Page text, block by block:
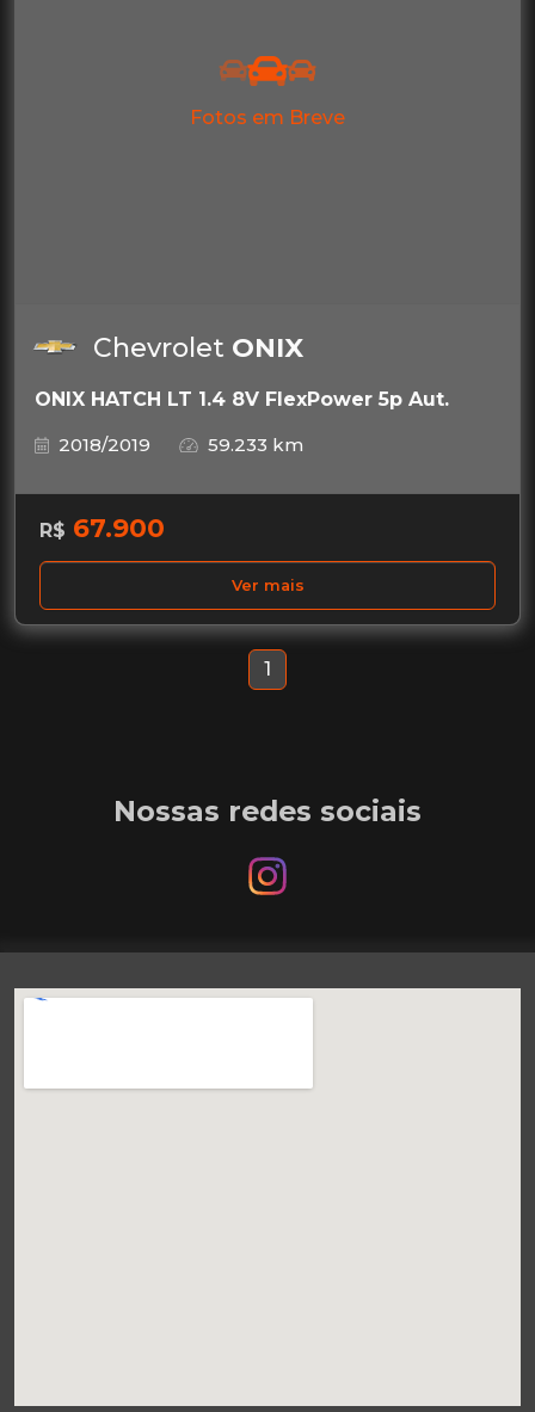
Fotos em Breve
Chevrolet ONIX
ONIX HATCH LT 1.4 8V FlexPower 5p Aut.
2018/2019
59.233 km
R$ 67.900
Ver mais
1
Nossas redes sociais